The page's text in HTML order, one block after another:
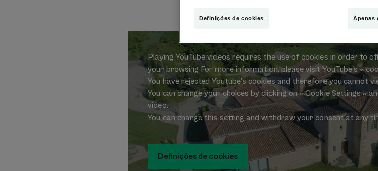
Playing YouTube videos requires the use of cookies in order to
your browsing For more information, please visit YouTube's «
You have rejected Youtube's cookies and therefore you cannot
You can change your choices by clicking on « Cookie Settings »
video.
You can change this setting and withdraw your consent at any
Definições de cookies
Definições de cookies Apenas